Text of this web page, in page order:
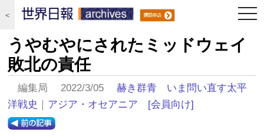
＜
うやむやにされたミッドウェイ
敗北の責任
編集局 2022/3/05赫き群青 いま問い直す太平
洋戦史 ｜ アジア・オセアニア [会員向け]